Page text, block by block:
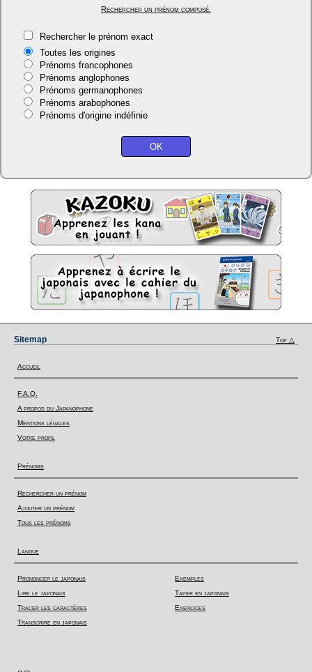
Rechercher un prénom composé.
Rechercher le prénom exact
Toutes les origines
Prénoms francophones
Prénoms anglophones
Prénoms germanophones
Prénoms arabophones
Prénoms d'origine indéfinie
Sitemap Top △
Accueil
F.A.Q.
A propos du Japanophone
Mentions légales
Votre profil
Prénoms
Rechercher un prénom
Ajouter un prénom
Tous les prénoms
Langue
Prononcer le japonais
Lire le japonais
Tracer les caractères
Transcrire en japonais
Exemples
Taper en japonais
Exercices